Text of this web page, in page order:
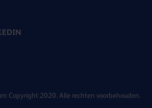
Copyright 2020. Alle rechten voorbehouden.